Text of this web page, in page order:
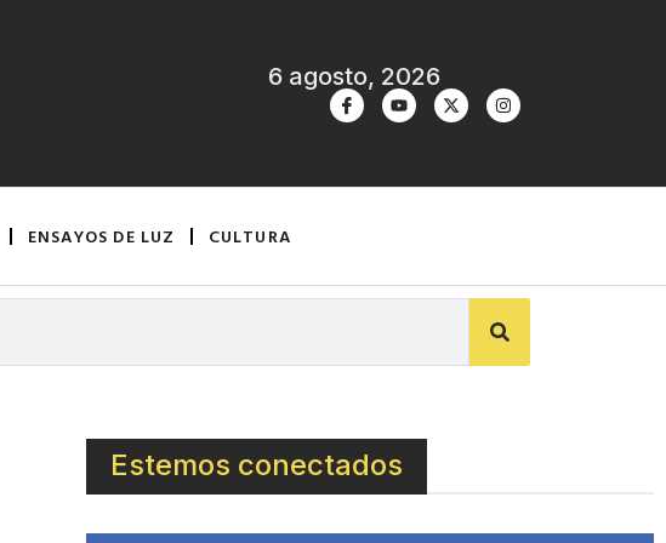
6 agosto, 2026
ENSAYOS DE LUZ CULTURA
Estemos conectados